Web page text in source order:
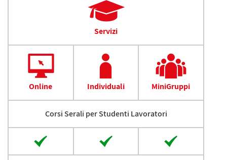
Servizi
Online Individuali MiniGruppi
Corsi Serali per Studenti Lavoratori